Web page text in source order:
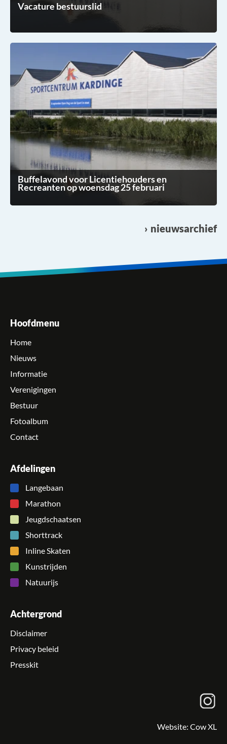
Vacature bestuurslid
Buffelavond voor Licentiehouders en
Recreanten op woensdag 25 februari
nieuwsarchief
Hoofdmenu
Home
Nieuws
Informatie
Verenigingen
Bestuur
Fotoalbum
Contact
Afdelingen
Langebaan
Marathon
Jeugdschaatsen
Shorttrack
Inline Skaten
Kunstrijden
Natuurijs
Achtergrond
Disclaimer
Privacy beleid
Presskit
Website: Cow XL